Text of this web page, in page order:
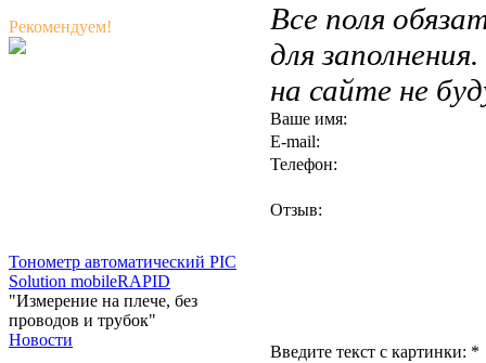
Рекомендуем!
Тонометр автоматический PIC
Solution mobileRAPID
"Измерение на плече, без
проводов и трубок"
Новости
Все поля
для
на сайте не
Ваше имя:
E-mail:
Телефон:
Отзыв:
Введите текст с картинки: *